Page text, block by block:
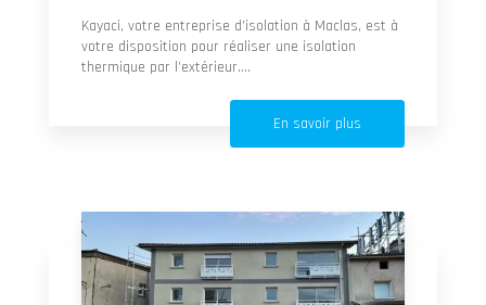
Kayaci, votre entreprise d’isolation à Maclas, est à
votre disposition pour réaliser une isolation
thermique par l’extérieur....
En savoir plus